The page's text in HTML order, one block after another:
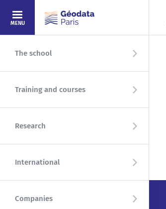
Skip to main content
MENU
The school
Training and courses
Research
International
Companies